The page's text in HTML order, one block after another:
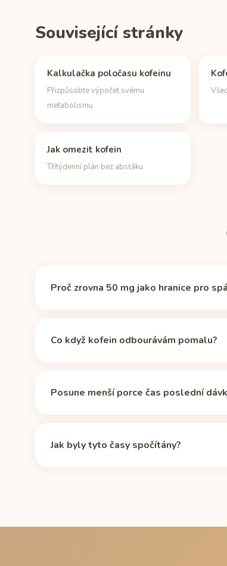
Související stránky
Kalkulačka poločasu kofeinu
Přizpůsobte výpočet svému
metabolismu
Jak omezit kofein
Třítýdenní plán bez absťáku
Proč zrovna 50 mg jako hranice pro
poločasu ). U nápoje Kofola Original začíná
Co když kofein odbourávám pomalu?
začíná dávka 49,5 mg (plechovka 330 ml)
Posune menší porce čas poslední
této stránce.
Jak byly tyto časy spočítány?